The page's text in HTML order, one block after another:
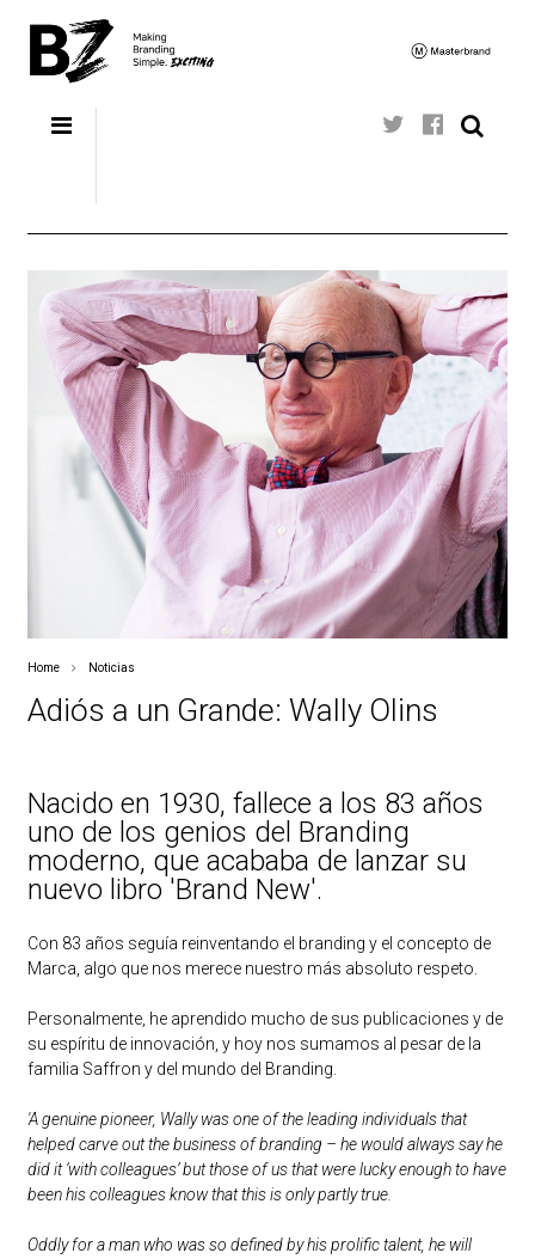
Home Noticias
Adiós a un Grande: Wally Olins
Nacido en 1930, fallece a los 83 años
uno de los genios del Branding
moderno, que acababa de lanzar su
nuevo libro 'Brand New'.
Con 83 años seguía reinventando el branding y el concepto de
Marca, algo que nos merece nuestro más absoluto respeto.
Personalmente, he aprendido mucho de sus publicaciones y de
su espíritu de innovación, y hoy nos sumamos al pesar de la
familia Saffron y del mundo del Branding.
'A genuine pioneer, Wally was one of the leading individuals that
helped carve out the business of branding – he would always say he
did it ‘with colleagues’ but those of us that were lucky enough to have
been his colleagues know that this is only partly true.
Oddly for a man who was so defined by his prolific talent, he will